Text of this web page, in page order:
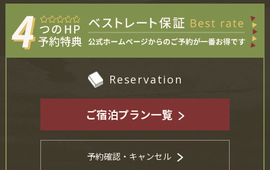
Reservation
ご宿泊プラン一覧
予約確認・キャンセル